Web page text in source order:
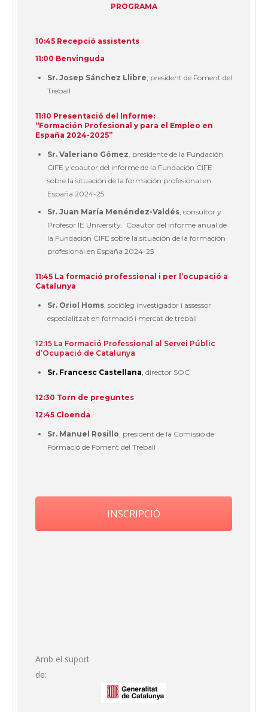
PROGRAMA
10:45 Recepció assistents
11:00 Benvinguda
Sr. Josep Sánchez Llibre , president de Foment del
Treball
11:10 Presentació del Informe:
“Formación Profesional y para el Empleo en
España 2024-2025”
Sr. Valeriano Gómez , presidente de la Fundación
CIFE y coautor del informe de la Fundación CIFE
sobre la situación de la formación profesional en
España 2024-25
Sr. Juan María Menéndez-Valdés , consultor y
Profesor IE University. Coautor del informe anual de
la Fundación CIFE sobre la situación de la formación
profesional en España 2024-25
11:45 La formació professional i per l’ocupació a
Catalunya
Sr. Oriol Homs , sociòleg investigador i assessor
especialitzat en formació i mercat de treball
12:15 La Formació Professional al Servei Públic
d’Ocupació de Catalunya
Sr. Francesc Castellana director SOC
12:30 Torn de preguntes
12:45 Cloenda
Sr. Manuel Rosillo , president de la Comissió de
Formació de Foment del Treball
INSCRIPCIÓ
Amb el suport
de: